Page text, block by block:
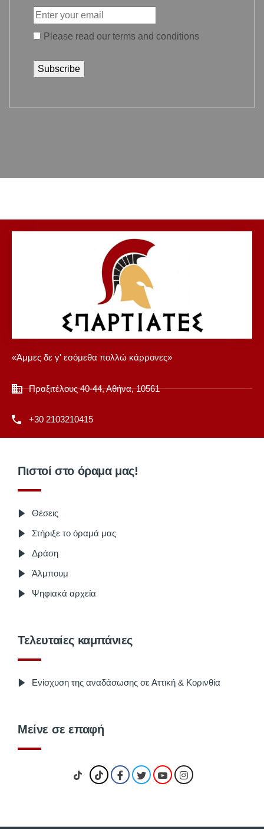
Please read our terms and conditions
«Άμμες δε γ' εσόμεθα πολλώ κάρρονες»
Πραξιτέλους 40-44, Αθήνα, 10561
+30 2103210415
Πιστοί στο όραμα μας!
Θέσεις
Στήριξε το όραμά μας
Δράση
Άλμπουμ
Ψηφιακά αρχεία
Τελευταίες καμπάνιες
Ενίσχυση της αναδάσωσης σε Αττική & Κορινθία
Μείνε σε επαφή